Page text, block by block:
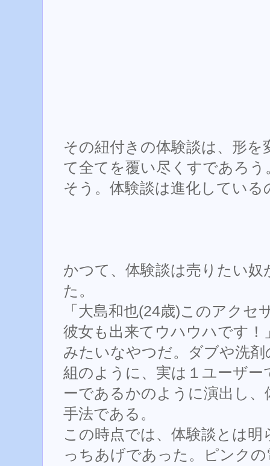
その紐付きの体験談は、形
て全てを覆い尽くすであろう
そう。体験談は進化している
かつて、体験談は売りたい
た。
「大島和也(24歳)このアク
彼女も出来てウハウハです！
みたいなやつだ。ダブや洗
組のように、実は１ユーザ
ーであるかのように演出し
手法である。
この時点では、体験談とは
っちあげであった。ピンク